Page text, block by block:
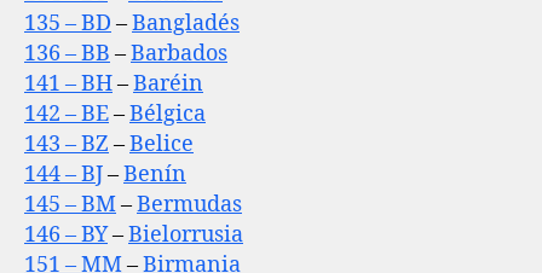
135 – BD –Bangladés
136 – BB –Barbados
141 – BH–Baréin
142 – BE–Bélgica
143 – BZ –Belice
144 – BJ–Benín
145 – BM–Bermudas
146 – BY–Bielorrusia
151 – MM–Birmania